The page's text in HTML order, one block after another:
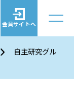
会員サイトへ
自主研究グル